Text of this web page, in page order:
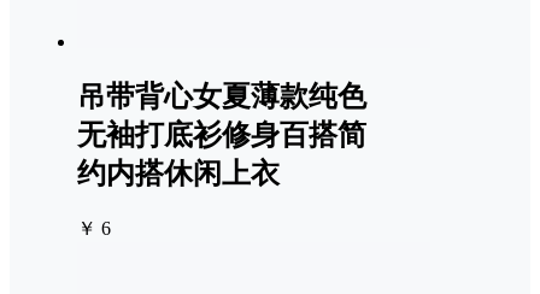
吊带背心女夏薄款纯色
无袖打底衫修身百搭简
约内搭休闲上衣
￥ 6